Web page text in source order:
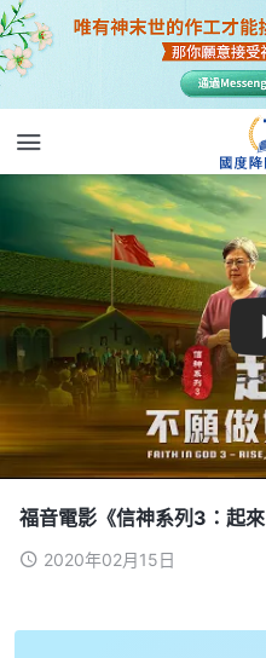
福音電影《信神系列3：起
2020年02月15日